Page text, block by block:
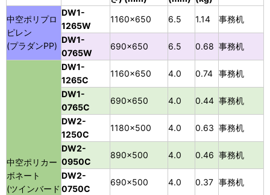
中空ポリプロ
ピレン
(プラダンPP)
DW1-
1265W
1160×650 6.5 1.14
事務机
DW1-
0765W
690×650 6.5 0.68 事務机
中空ポリカー
ボネート
(ツインバード
DW1-
1265C
1160×650 4.0 0.74 事務机
DW1-
0765C
690×650 4.0 0.44 事務机
DW2-
1250C
1180×500 4.0 0.63 事務机
DW2-
0950C
890×500 4.0 0.46 事務机
DW2-
0750C
690×500 4.0 0.37 事務机